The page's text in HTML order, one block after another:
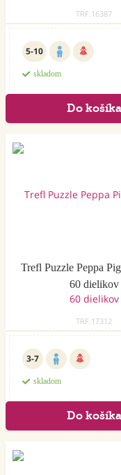
TRF.16387
5-10
skladom
Trefl Puzzle Peppa
60 dielikov
TRF.17312
3-7
skladom